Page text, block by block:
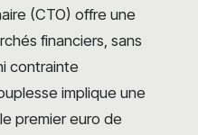
(CTO) offre une
financiers, sans
contrainte
implique une
premier euro de